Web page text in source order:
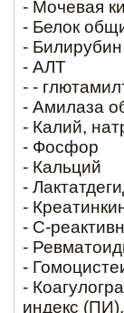
- Мочевая
- Белок
-
- АЛТ
- -
- Амилаза
- Калий,
- Фосфор
- Кальций
-
-
- С-
-
-
-
индекс